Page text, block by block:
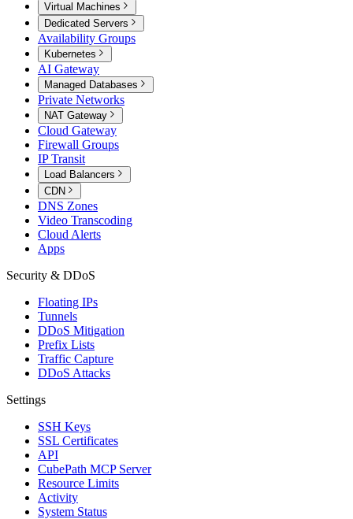
Virtual Machines
Dedicated Servers
Availability Groups
Kubernetes
AI Gateway
Managed Databases
Private Networks
NAT Gateway
Cloud Gateway
Firewall Groups
IP Transit
Load Balancers
CDN
DNS Zones
Video Transcoding
Cloud Alerts
Apps
Security & DDoS
Floating IPs
Tunnels
DDoS Mitigation
Prefix Lists
Traffic Capture
DDoS Attacks
Settings
SSH Keys
SSL Certificates
API
CubePath MCP Server
Resource Limits
Activity
System Status